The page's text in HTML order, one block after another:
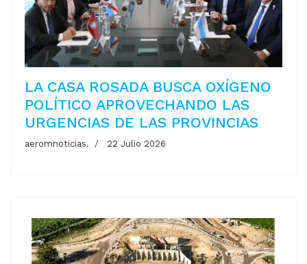
LA CASA ROSADA BUSCA OXÍGENO
POLÍTICO APROVECHANDO LAS
URGENCIAS DE LAS PROVINCIAS
aeromnoticias. 22 Julio 2026